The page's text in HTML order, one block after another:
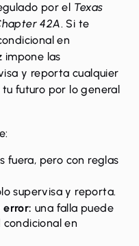
por el Texas
42A. Si te
en
impone las
y reporta cualquier
futuro por lo general
fuera, pero con reglas
supervisa y reporta.
error: una falla puede
en